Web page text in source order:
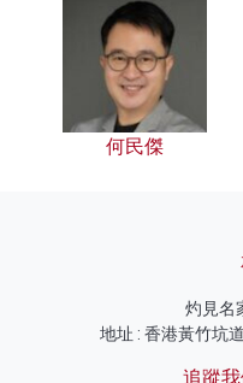
何民傑
灼見名
地址 : 香港黃竹坑
追蹤